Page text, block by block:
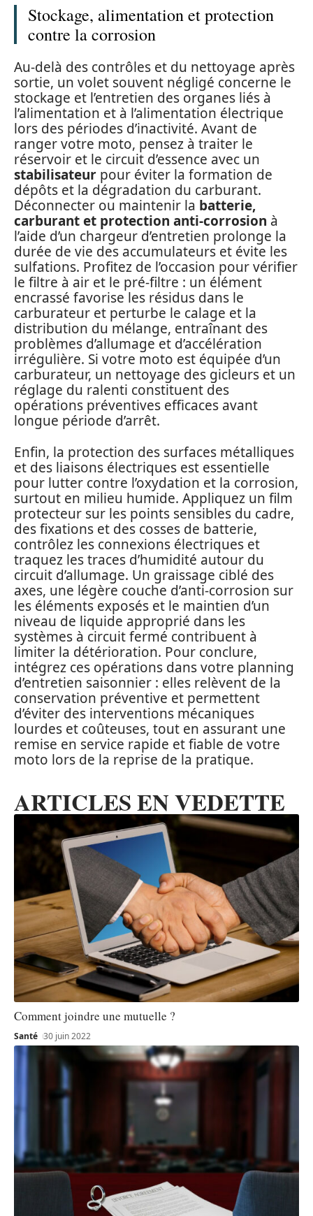
Stockage, alimentation et protection
contre la corrosion
Au-delà des contrôles et du nettoyage après
sortie, un volet souvent négligé concerne le
stockage et l’entretien des organes liés à
l’alimentation et à l’alimentation électrique
lors des périodes d’inactivité. Avant de
ranger votre moto, pensez à traiter le
réservoir et le circuit d’essence avec un
stabilisateur pour éviter la formation de
dépôts et la dégradation du carburant.
Déconnecter ou maintenir la batterie,
carburant et protection anti-corrosion à
l’aide d’un chargeur d’entretien prolonge la
durée de vie des accumulateurs et évite les
sulfations. Profitez de l’occasion pour vérifier
le filtre à air et le pré-filtre : un élément
encrassé favorise les résidus dans le
carburateur et perturbe le calage et la
distribution du mélange, entraînant des
problèmes d’allumage et d’accélération
irrégulière. Si votre moto est équipée d’un
carburateur, un nettoyage des gicleurs et un
réglage du ralenti constituent des
opérations préventives efficaces avant
longue période d’arrêt.
Enfin, la protection des surfaces métalliques
et des liaisons électriques est essentielle
pour lutter contre l’oxydation et la corrosion,
surtout en milieu humide. Appliquez un film
protecteur sur les points sensibles du cadre,
des fixations et des cosses de batterie,
contrôlez les connexions électriques et
traquez les traces d’humidité autour du
circuit d’allumage. Un graissage ciblé des
axes, une légère couche d’anti-corrosion sur
les éléments exposés et le maintien d’un
niveau de liquide approprié dans les
systèmes à circuit fermé contribuent à
limiter la détérioration. Pour conclure,
intégrez ces opérations dans votre planning
d’entretien saisonnier : elles relèvent de la
conservation préventive et permettent
d’éviter des interventions mécaniques
lourdes et coûteuses, tout en assurant une
remise en service rapide et fiable de votre
moto lors de la reprise de la pratique.
ARTICLES EN VEDETTE
Comment joindre une mutuelle ?
Santé 30 juin 2022